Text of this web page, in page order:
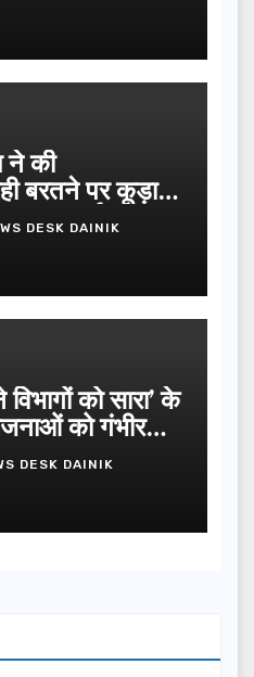
ने की
बरतने पर कूड़ा
जुर्माना
DESK DAINIK
को सारा’ के
को गंभीरता
DESK DAINIK